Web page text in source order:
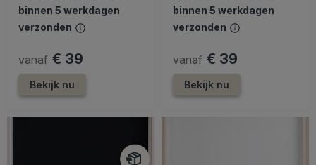
binnen 5 werkdagen
verzonden
vanaf € 39
Bekijk nu
binnen 5 werkdagen
verzonden
vanaf € 39
Bekijk nu